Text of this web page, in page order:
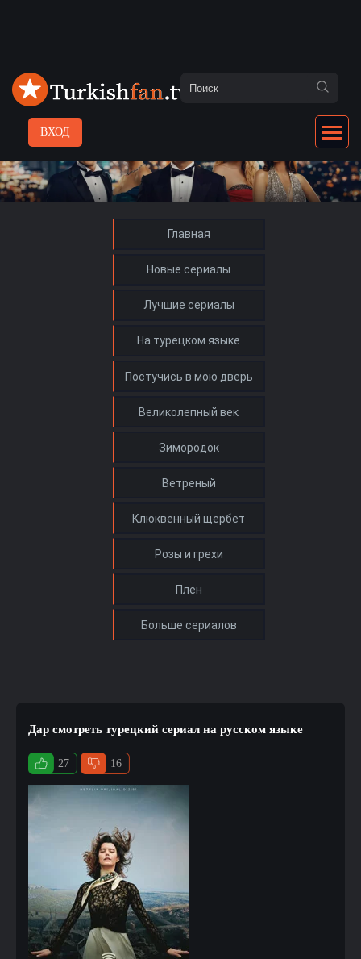
ВХОД
Главная
Новые сериалы
Лучшие сериалы
На турецком языке
Дар смотреть турецкий сериал на русском языке
27 16